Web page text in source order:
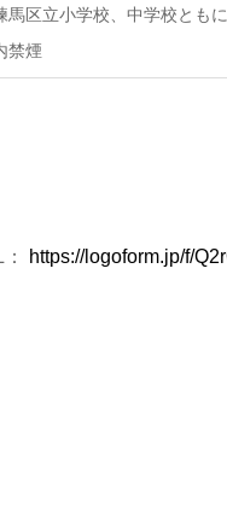
馬区立小学校、中学校とも
禁煙
https://logoform.jp/f/